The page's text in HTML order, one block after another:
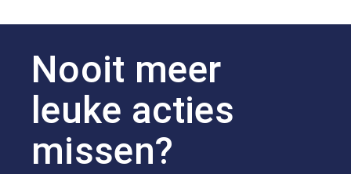
Nooit meer
leuke acties
missen?